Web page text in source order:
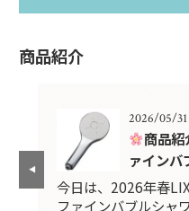
商品紹介
2026/05/31
商品紹
ァイン
今日は、2026年春
ファインバブルシャ